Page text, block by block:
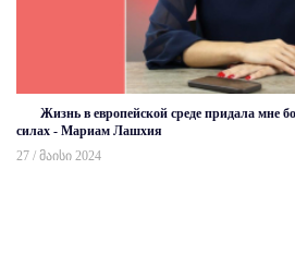
Жизнь в европейской среде придала мне
силах - Мариам Лашхия
27 / მაისი 2024